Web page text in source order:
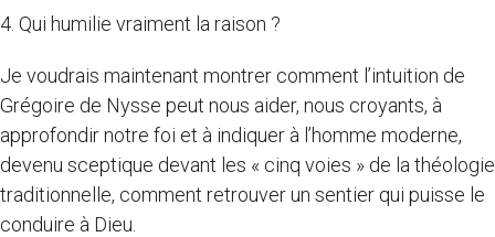
4. Qui humilie vraiment la raison ?
Je voudrais maintenant montrer comment l’intuition de
Grégoire de Nysse peut nous aider, nous croyants, à
approfondir notre foi et à indiquer à l’homme moderne,
devenu sceptique devant les « cinq voies » de la théologie
traditionnelle, comment retrouver un sentier qui puisse le
conduire à Dieu.